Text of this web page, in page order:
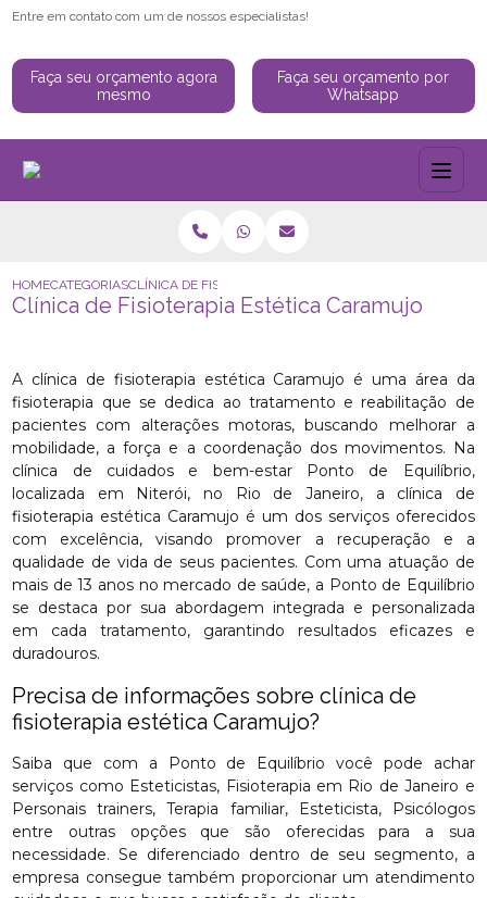
Entre em contato com um de nossos especialistas!
Faça seu orçamento agora
mesmo
Faça seu orçamento por
Whatsapp
HOMECATEGORIASCLÍNICA DE FISIOTERAPIA ESTÉTICA CARAMUJO
Clínica de Fisioterapia Estética Caramujo
A clínica de fisioterapia estética Caramujo é uma área da
fisioterapia que se dedica ao tratamento e reabilitação de
pacientes com alterações motoras, buscando melhorar a
mobilidade, a força e a coordenação dos movimentos. Na
clínica de cuidados e bem-estar Ponto de Equilíbrio,
localizada em Niterói, no Rio de Janeiro, a clínica de
fisioterapia estética Caramujo é um dos serviços oferecidos
com excelência, visando promover a recuperação e a
qualidade de vida de seus pacientes. Com uma atuação de
mais de 13 anos no mercado de saúde, a Ponto de Equilíbrio
se destaca por sua abordagem integrada e personalizada
em cada tratamento, garantindo resultados eficazes e
duradouros.
Precisa de informações sobre clínica de
fisioterapia estética Caramujo?
Saiba que com a Ponto de Equilíbrio você pode achar
serviços como Esteticistas, Fisioterapia em Rio de Janeiro e
Personais trainers, Terapia familiar, Esteticista, Psicólogos
entre outras opções que são oferecidas para a sua
necessidade. Se diferenciado dentro de seu segmento, a
empresa consegue também proporcionar um atendimento